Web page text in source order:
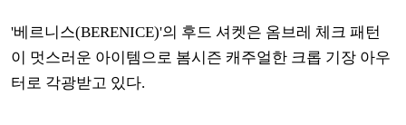
'베르니스(BERENICE)'의 후드 셔켓은 옴브레 체크 패턴
이 멋스러운 아이템으로 봄시즌 캐주얼한 크롭 기장 아우
터로 각광받고 있다.